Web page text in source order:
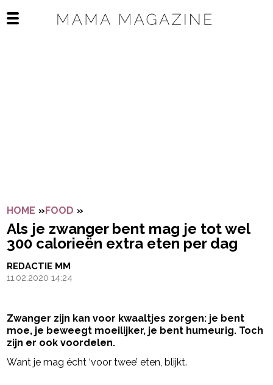
Open het mobiele menu
HOME »FOOD »
Als je zwanger bent mag je tot wel
300 calorieën extra eten per dag
REDACTIE MM
11.02.2020 14:24
Zwanger zijn kan voor kwaaltjes zorgen: je bent
moe, je beweegt moeilijker, je bent humeurig. Toch
zijn er ook voordelen.
Want je mag écht ‘voor twee’ eten, blijkt.